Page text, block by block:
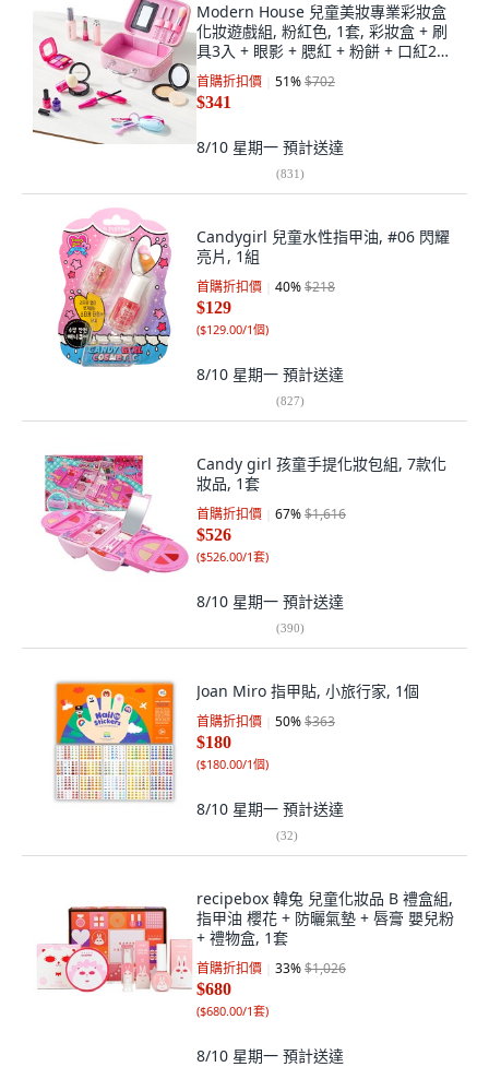
Modern House 兒童美妝專業彩妝盒
化妝遊戲組, 粉紅色, 1套, 彩妝盒 + 刷
具3入 + 眼影 + 腮紅 + 粉餅 + 口紅2入
+ 噴霧 + 睫毛膏 + 指甲油2入 + 氣墊粉
撲 + 車鑰匙
首購折扣價 51%$702
$341
8/10 星期一 預計送達
(831)
Candygirl 兒童水性指甲油, #06 閃耀
亮片, 1組
首購折扣價 40%$218
$129
($129.00/1個)
8/10 星期一 預計送達
(827)
Candy girl 孩童手提化妝包組, 7款化
妝品, 1套
首購折扣價 67%$1,616
$526
($526.00/1套)
8/10 星期一 預計送達
(390)
Joan Miro 指甲貼, 小旅行家, 1個
首購折扣價 50%$363
$180
($180.00/1個)
8/10 星期一 預計送達
(32)
recipebox 韓兔 兒童化妝品 B 禮盒組,
指甲油 櫻花 + 防曬氣墊 + 唇膏 嬰兒粉
+ 禮物盒, 1套
首購折扣價 33%$1,026
$680
($680.00/1套)
8/10 星期一 預計送達